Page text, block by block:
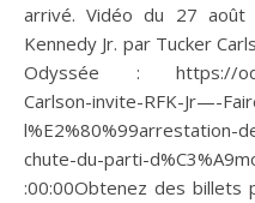
arrivé. Vidéo du 27
Kennedy Jr. par Tucker
Odyssée : https://
Carlson-invite-RFK-Jr—-
l%E2%80%99arrestation-
chute-du-parti-
:00:00Obtenez des